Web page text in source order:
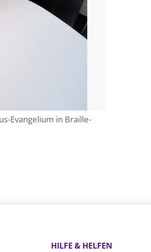
Evangelium in Braille-
HILFE & HELFEN